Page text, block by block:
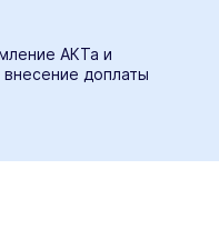
АКТа и
внесение доплаты